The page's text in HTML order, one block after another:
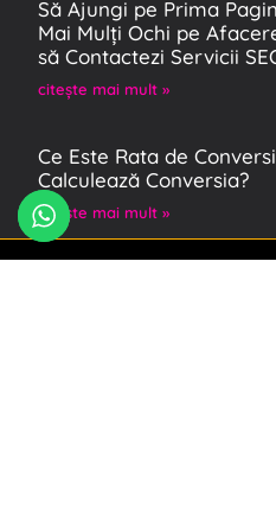
Să Ajungi pe Prima
Mai Mulți Ochi pe
să Contactezi Servicii
citeşte mai mult »
Ce Este Rata de
Calculează Conversia?
citeşte mai mult »